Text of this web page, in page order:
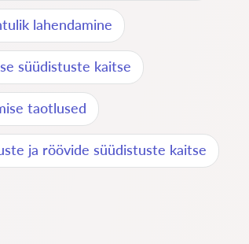
lahendamine
süüdistuste kaitse
taotlused
ja röövide süüdistuste kaitse